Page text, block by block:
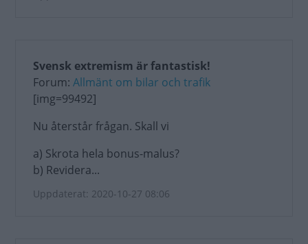
Svensk extremism är fantastisk!
Forum: Allmänt om bilar och trafik
[img=99492]
Nu återstår frågan. Skall vi
a) Skrota hela bonus-malus?
b) Revidera...
Uppdaterat: 2020-10-27 08:06